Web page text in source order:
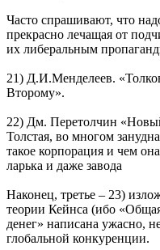
Часто спрашивают, что
прекрасно лечащая от
их либеральным
21) Д.И.Менделеев.
Второму».
22) Дм. Перетолчин
Толстая, во многом
такое корпорация и чем
ларька и даже завода
Наконец, третье – 23)
теории Кейнса (ибо
денег» написана ужасно,
глобальной конкуренции.